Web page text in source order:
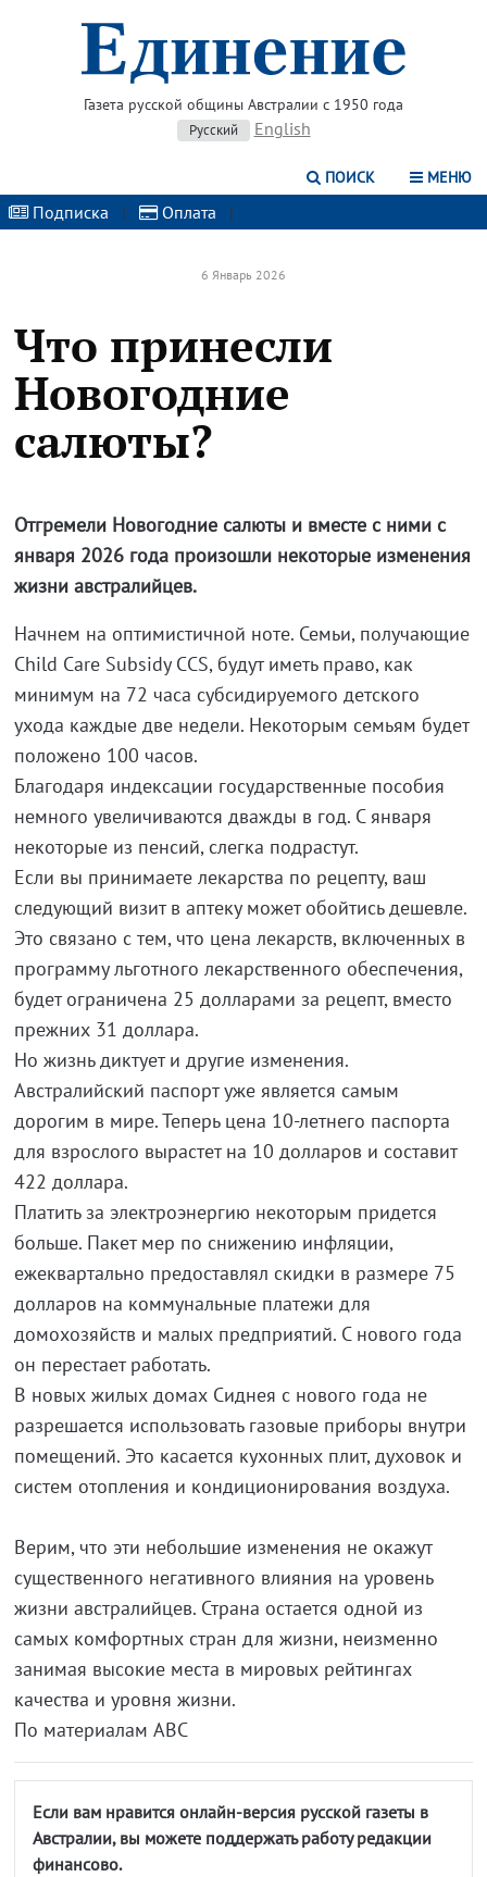
Газета русской общины Австралии с 1950 года
Русский English
ПОИСК МЕНЮ
Подписка | Оплата |
6 Январь 2026
Что принесли
Новогодние
салюты?
Отгремели Новогодние салюты и вместе с ними с
января 2026 года произошли некоторые изменения
жизни австралийцев.
Начнем на оптимистичной ноте. Семьи, получающие
Child Care Subsidy CCS, будут иметь право, как
минимум на 72 часа субсидируемого детского
ухода каждые две недели. Некоторым семьям будет
положено 100 часов.
Благодаря индексации государственные пособия
немного увеличиваются дважды в год. С января
некоторые из пенсий, слегка подрастут.
Если вы принимаете лекарства по рецепту, ваш
следующий визит в аптеку может обойтись дешевле.
Это связано с тем, что цена лекарств, включенных в
программу льготного лекарственного обеспечения,
будет ограничена 25 долларами за рецепт, вместо
прежних 31 доллара.
Но жизнь диктует и другие изменения.
Австралийский паспорт уже является самым
дорогим в мире. Теперь цена 10-летнего паспорта
для взрослого вырастет на 10 долларов и составит
422 доллара.
Платить за электроэнергию некоторым придется
больше. Пакет мер по снижению инфляции,
ежеквартально предоставлял скидки в размере 75
долларов на коммунальные платежи для
домохозяйств и малых предприятий. С нового года
он перестает работать.
В новых жилых домах Сиднея с нового года не
разрешается использовать газовые приборы внутри
помещений. Это касается кухонных плит, духовок и
систем отопления и кондиционирования воздуха.
Верим, что эти небольшие изменения не окажут
существенного негативного влияния на уровень
жизни австралийцев. Страна остается одной из
самых комфортных стран для жизни, неизменно
занимая высокие места в мировых рейтингах
качества и уровня жизни.
По материалам ABC
Если вам нравится онлайн-версия русской газеты в
Австралии, вы можете поддержать работу редакции
финансово.